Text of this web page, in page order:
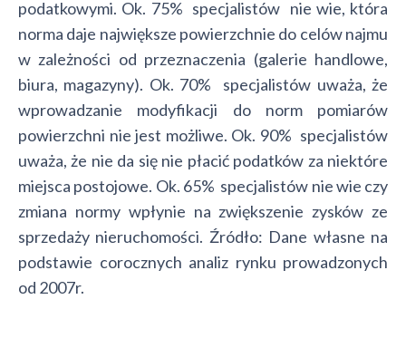
podatkowymi. Ok. 75% specjalistów nie wie, która
norma daje największe powierzchnie do celów najmu
w zależności od przeznaczenia (galerie handlowe,
biura, magazyny). Ok. 70% specjalistów uważa, że
wprowadzanie modyfikacji do norm pomiarów
powierzchni nie jest możliwe. Ok. 90% specjalistów
uważa, że nie da się nie płacić podatków za niektóre
miejsca postojowe. Ok. 65% specjalistów nie wie czy
zmiana normy wpłynie na zwiększenie zysków ze
sprzedaży nieruchomości. Źródło: Dane własne na
podstawie corocznych analiz rynku prowadzonych
od 2007r.